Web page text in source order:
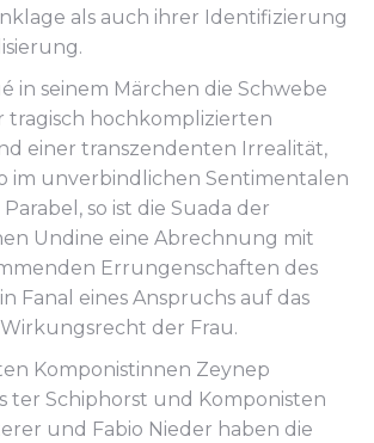
als auch ihrer Identifizierung
in seinem Märchen die Schwebe
tragisch hochkomplizierten
einer transzendenten Irrealität,
im unverbindlichen Sentimentalen
so ist die Suada der
Undine eine Abrechnung mit
Errungenschaften des
Fanal eines Anspruchs auf das
der Frau.
Komponistinnen Zeynep
ter Schiphorst und Komponisten
und Fabio Nieder haben die